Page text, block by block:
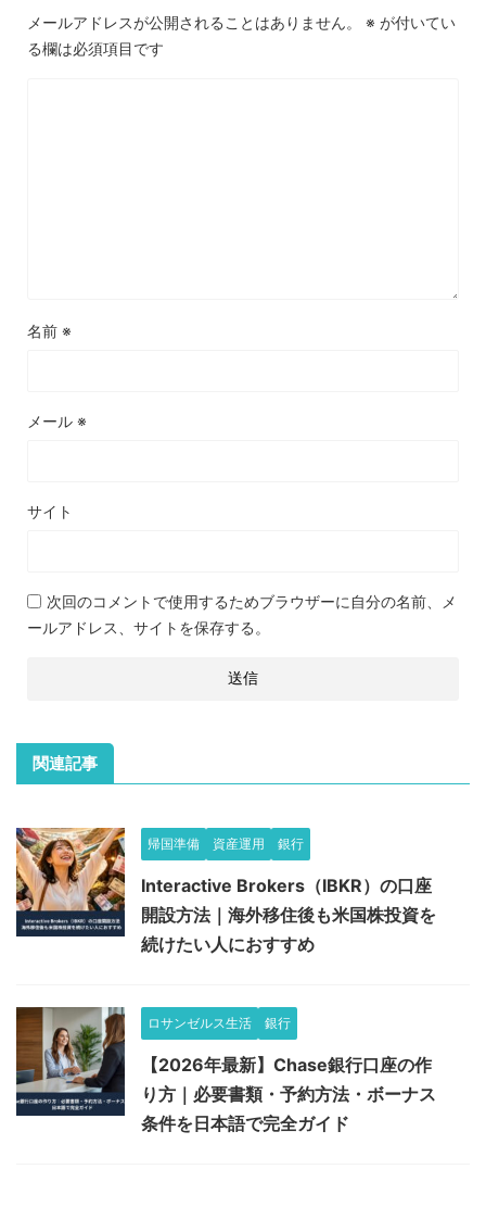
メールアドレスが公開されることはありません。 ※ が付いてい
る欄は必須項目です
名前 ※
メール ※
サイト
次回のコメントで使用するためブラウザーに自分の名前、メ
ールアドレス、サイトを保存する。
関連記事
帰国準備 資産運用 銀行
Interactive Brokers（IBKR）の口座
開設方法｜海外移住後も米国株投資を
続けたい人におすすめ
ロサンゼルス生活 銀行
【2026年最新】Chase銀行口座の作
り方｜必要書類・予約方法・ボーナス
条件を日本語で完全ガイド